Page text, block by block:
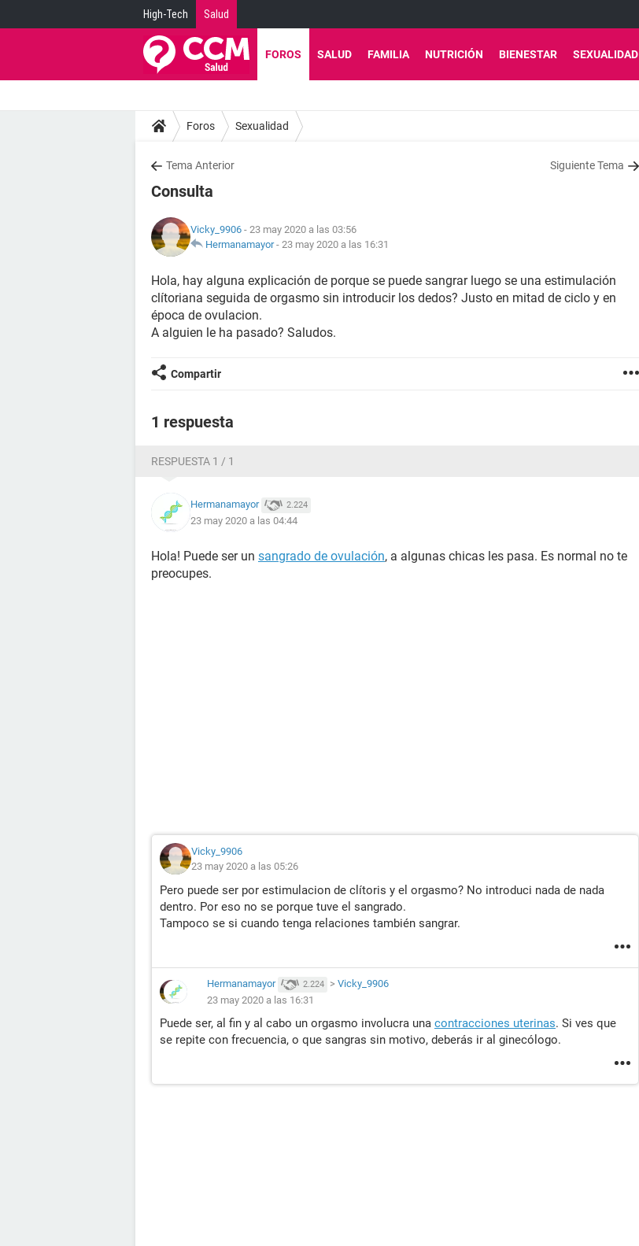
High-Tech Salud
FOROS SALUD FAMILIA NUTRICIÓN BIENESTAR SEXUALIDAD
Foros Sexualidad
Tema Anterior Siguiente Tema
Consulta
Vicky_9906 - 23 may 2020 a las 03:56
Hermanamayor- 23 may 2020 a las 16:31
Hola, hay alguna explicación de porque se puede sangrar luego se una estimulación
clítoriana seguida de orgasmo sin introducir los dedos? Justo en mitad de ciclo y en
época de ovulacion.
A alguien le ha pasado? Saludos.
Compartir
1 respuesta
RESPUESTA 1 / 1
Hermanamayor 2.224
23 may 2020 a las 04:44
Hola! Puede ser un sangrado de ovulación, a algunas chicas les pasa. Es normal no te
preocupes.
Vicky_9906
23 may 2020 a las 05:26
Pero puede ser por estimulacion de clítoris y el orgasmo? No introduci nada de nada
dentro. Por eso no se porque tuve el sangrado.
Tampoco se si cuando tenga relaciones también sangrar.
Hermanamayor 2.224 > Vicky_9906
23 may 2020 a las 16:31
Puede ser, al fin y al cabo un orgasmo involucra una contracciones uterinas. Si ves que
se repite con frecuencia, o que sangras sin motivo, deberás ir al ginecólogo.